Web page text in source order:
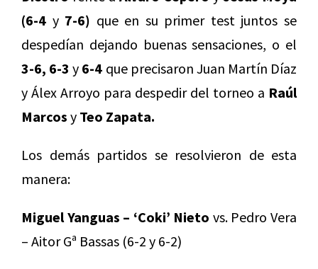
(6-4 y 7-6) que en su primer test juntos se
despedían dejando buenas sensaciones, o el
3-6, 6-3 y 6-4 que precisaron Juan Martín Díaz
y Álex Arroyo para despedir del torneo a Raúl
Marcos y Teo Zapata.
Los demás partidos se resolvieron de esta
manera:
Miguel Yanguas – ‘Coki’ Nieto vs. Pedro Vera
– Aitor Gª Bassas (6-2 y 6-2)